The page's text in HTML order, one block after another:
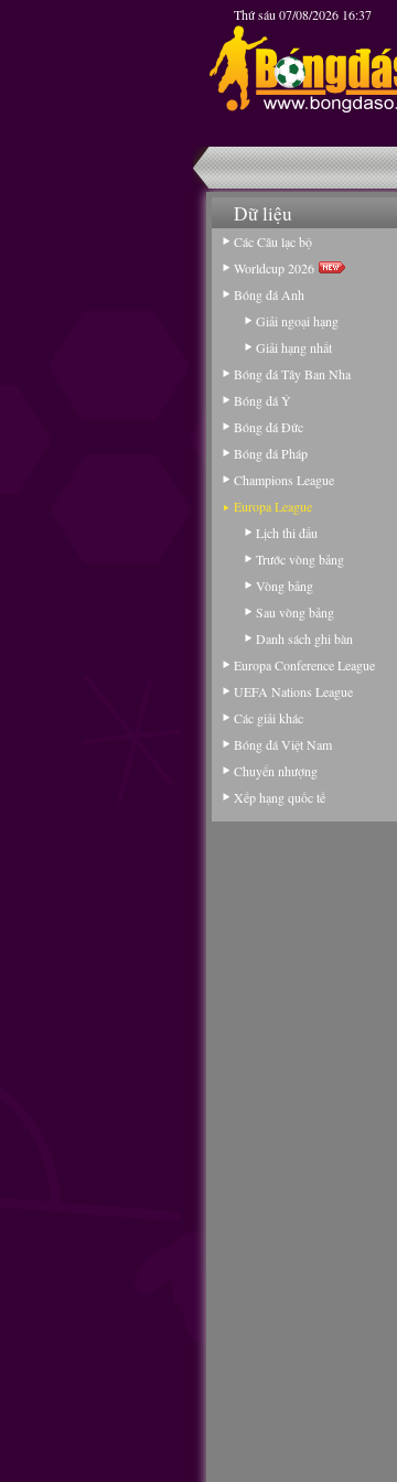
Thứ sáu 07/08/2026 16:37
Dữ liệu
Các Câu lạc bộ
Worldcup 2026
Bóng đá Anh
Giải ngoại hạng
Giải hạng nhất
Bóng đá Tây Ban Nha
Bóng đá Ý
Bóng đá Đức
Bóng đá Pháp
Champions League
Europa League
Lịch thi đấu
Trước vòng bảng
Vòng bảng
Sau vòng bảng
Danh sách ghi bàn
Europa Conference League
UEFA Nations League
Các giải khác
Bóng đá Việt Nam
Chuyển nhượng
Xếp hạng quốc tế